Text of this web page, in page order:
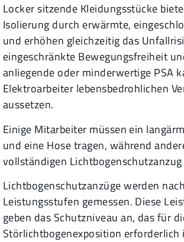
Locker sitzende Kleidungsstücke
Isolierung durch erwärmte,
und erhöhen gleichzeitig das
eingeschränkte Bewegungsfreiheit
anliegende oder minderwertige PSA
Elektroarbeiter lebensbedrohlichen
aussetzen.
Einige Mitarbeiter müssen ein
und eine Hose tragen, während
vollständigen
Lichtbogenschutzanzüge werden
Leistungsstufen gemessen. Diese
geben das Schutzniveau an, das für
Störlichtbogenexposition erforderlich